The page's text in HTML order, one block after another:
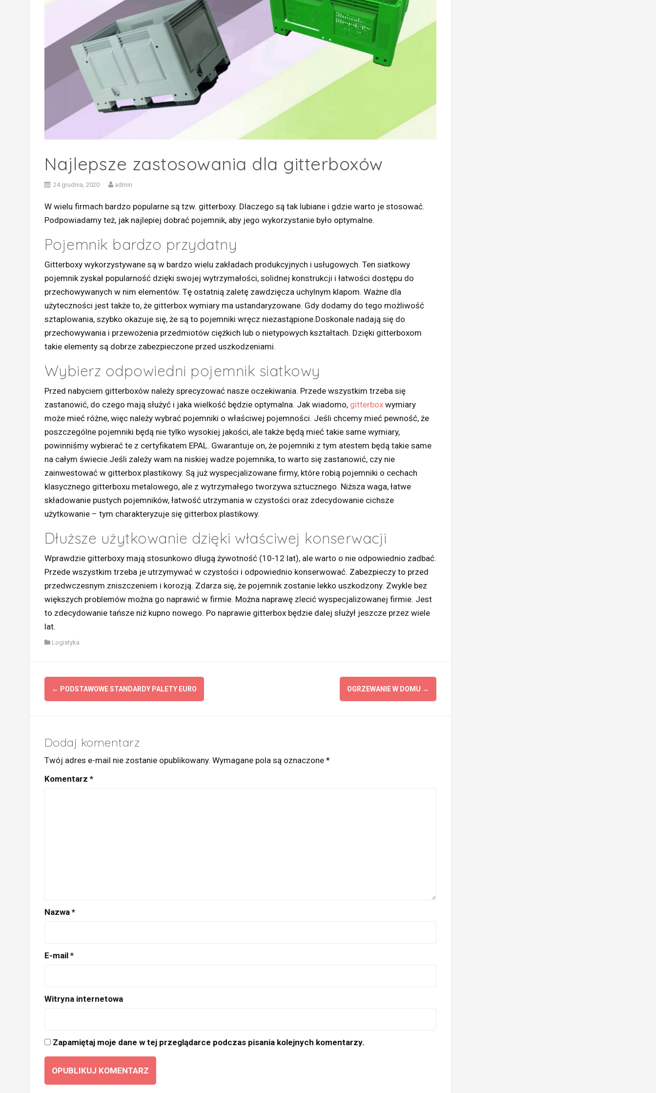
Najlepsze zastosowania dla gitterboxów
24 grudnia, 2020 admin
W wielu firmach bardzo popularne są tzw. gitterboxy. Dlaczego są tak lubiane i gdzie warto je stosować.
Podpowiadamy też, jak najlepiej dobrać pojemnik, aby jego wykorzystanie było optymalne.
Pojemnik bardzo przydatny
Gitterboxy wykorzystywane są w bardzo wielu zakładach produkcyjnych i usługowych. Ten siatkowy
pojemnik zyskał popularność dzięki swojej wytrzymałości, solidnej konstrukcji i łatwości dostępu do
przechowywanych w nim elementów. Tę ostatnią zaletę zawdzięcza uchylnym klapom. Ważne dla
użyteczności jest także to, że gitterbox wymiary ma ustandaryzowane. Gdy dodamy do tego możliwość
sztaplowania, szybko okazuje się, że są to pojemniki wręcz niezastąpione.Doskonale nadają się do
przechowywania i przewożenia przedmiotów ciężkich lub o nietypowych kształtach. Dzięki gitterboxom
takie elementy są dobrze zabezpieczone przed uszkodzeniami.
Wybierz odpowiedni pojemnik siatkowy
Przed nabyciem gitterboxów należy sprecyzować nasze oczekiwania. Przede wszystkim trzeba się
zastanowić, do czego mają służyć i jaka wielkość będzie optymalna. Jak wiadomo, gitterboxwymiary
może mieć różne, więc należy wybrać pojemniki o właściwej pojemności. Jeśli chcemy mieć pewność, że
poszczególne pojemniki będą nie tylko wysokiej jakości, ale także będą mieć takie same wymiary,
powinniśmy wybierać te z certyfikatem EPAL. Gwarantuje on, że pojemniki z tym atestem będą takie same
na całym świecie.Jeśli zależy wam na niskiej wadze pojemnika, to warto się zastanowić, czy nie
zainwestować w gitterbox plastikowy. Są już wyspecjalizowane firmy, które robią pojemniki o cechach
klasycznego gitterboxu metalowego, ale z wytrzymałego tworzywa sztucznego. Niższa waga, łatwe
składowanie pustych pojemników, łatwość utrzymania w czystości oraz zdecydowanie cichsze
użytkowanie – tym charakteryzuje się gitterbox plastikowy.
Dłuższe użytkowanie dzięki właściwej konserwacji
Wprawdzie gitterboxy mają stosunkowo długą żywotność (10-12 lat), ale warto o nie odpowiednio zadbać.
Przede wszystkim trzeba je utrzymywać w czystości i odpowiednio konserwować. Zabezpieczy to przed
przedwczesnym zniszczeniem i korozją. Zdarza się, że pojemnik zostanie lekko uszkodzony. Zwykle bez
większych problemów można go naprawić w firmie. Można naprawę zlecić wyspecjalizowanej firmie. Jest
to zdecydowanie tańsze niż kupno nowego. Po naprawie gitterbox będzie dalej służył jeszcze przez wiele
lat.
Logistyka
Zobacz
wpisy
← PODSTAWOWE STANDARDY PALETY EURO OGRZEWANIE W DOMU →
Dodaj komentarz
Twój adres e-mail nie zostanie opublikowany. Wymagane pola są oznaczone *
Komentarz *
Nazwa *
E-mail *
Witryna internetowa
Zapamiętaj moje dane w tej przeglądarce podczas pisania kolejnych komentarzy.